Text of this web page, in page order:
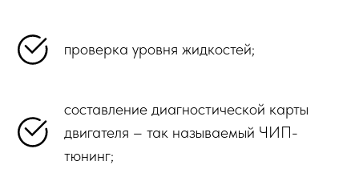
проверка уровня жидкостей;
составление диагностической карты
двигателя – так называемый ЧИП-
тюнинг;